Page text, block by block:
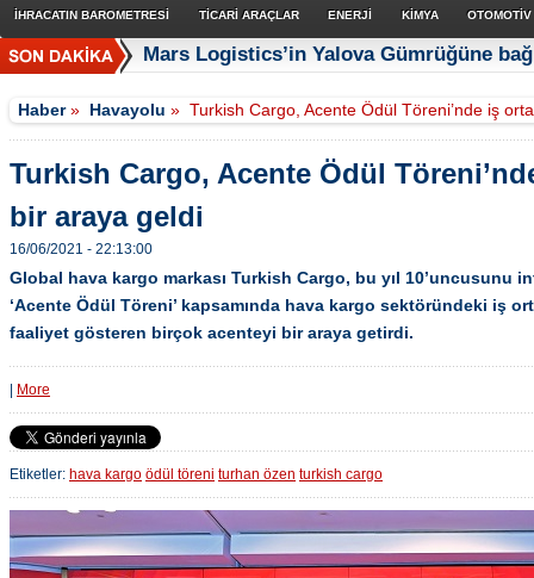
İHRACATIN BAROMETRESİ TİCARİ ARAÇLAR ENERJİ KİMYA OTOMOTİV
Mars Logistics’in Yalova Gümrüğüne
Haber» Havayolu »Turkish Cargo, Acente Ödül Töreni’nde iş
Turkish Cargo, Acente Ödül
bir araya geldi
16/06/2021 - 22:13:00
Global hava kargo markası Turkish Cargo, bu yıl 10’uncusunu
‘Acente Ödül Töreni’ kapsamında hava kargo sektöründeki iş
faaliyet gösteren birçok acenteyi bir araya getirdi.
More
Etiketler: hava kargo ödül töreni turhan özen turkish cargo